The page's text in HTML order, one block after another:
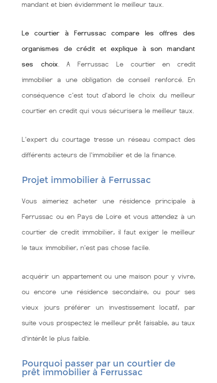
mandant et bien évidemment le meilleur taux.
Le courtier à Ferrussac compare les offres des
organismes de crédit et explique à son mandant
ses choix . A Ferrussac Le courtier en credit
immobilier a une obligation de conseil renforcé. En
conséquence c'est tout d'abord le choix du meilleur
courtier en credit qui vous sécurisera le meilleur taux.
L'expert du courtage tresse un réseau compact des
différents acteurs de l'immobilier et de la finance.
Projet immobilier à Ferrussac
Vous aimeriez acheter une résidence principale à
Ferrussac ou en Pays de Loire et vous attendez à un
courtier de credit immobilier, il faut exiger le meilleur
le taux immobilier, n'est pas chose facile.
acquérir un appartement ou une maison pour y vivre,
ou encore une résidence secondaire, ou pour ses
vieux jours préférer un investissement locatif, par
suite vous prospectez le meilleur prêt faisable, au taux
d’intérêt le plus faible.
Pourquoi passer par un courtier de
prêt immobilier à Ferrussac